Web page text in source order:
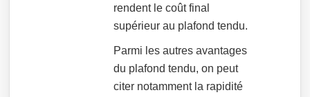
rendent le coût final
supérieur au plafond tendu.
Parmi les autres avantages
du plafond tendu, on peut
citer notamment la rapidité